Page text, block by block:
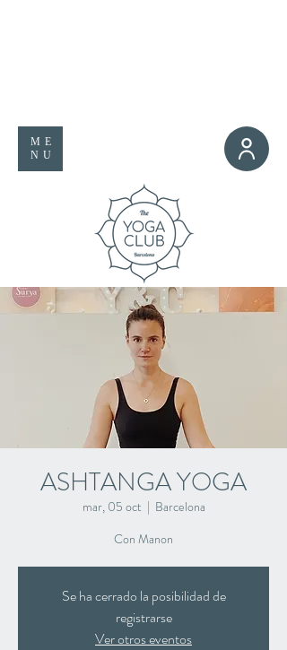
ME
NU
ASHTANGA YOGA
mar, 05 oct
  |
Barcelona
Con Manon
Se ha cerrado la posibilidad de
registrarse
Ver otros eventos